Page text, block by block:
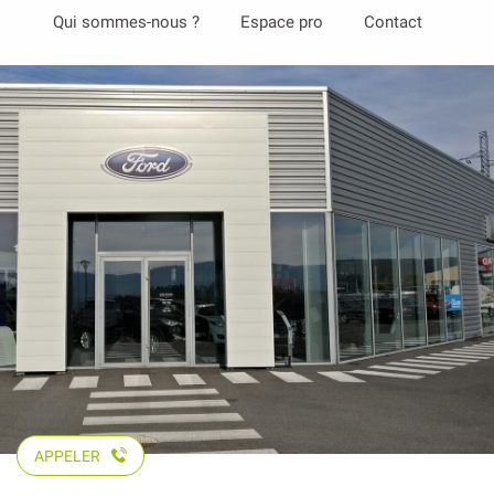
contenu
principal
Qui sommes-nous ? Espace pro Contact
APPELER